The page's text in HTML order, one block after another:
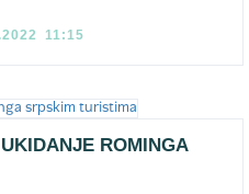
11:15
ROMINGA